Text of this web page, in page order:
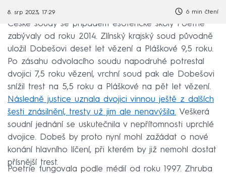
8. srp 2023, 17:29 6 min čtení
České soudy se případem esoterické školy Poetrie
zabývaly od roku 2014. Zlínský krajský soud původně
uložil Dobešovi deset let vězení a Pláškové 9,5 roku.
Po zásahu odvolacího soudu napodruhé potrestal
dvojici 7,5 roku vězení, vrchní soud pak ale Dobešovi
snížil trest na 5,5 roku a Pláškové na pět let vězení.
Následně justice uznala dvojici vinnou ještě z dalších
šesti znásilnění, tresty už jim ale nenavýšila. Veškerá
soudní jednání se uskutečnila v nepřítomnosti uprchlé
dvojice. Dobeš by proto nyní mohl zažádat o nové
konání hlavního líčení, při kterém by již nemohl dostat
přísnější trest.
Poetrie fungovala podle médií od roku 1997. Zhruba